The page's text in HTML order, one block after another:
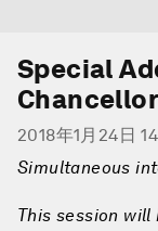
Special
2018年1月24日
Simultaneous
This session will